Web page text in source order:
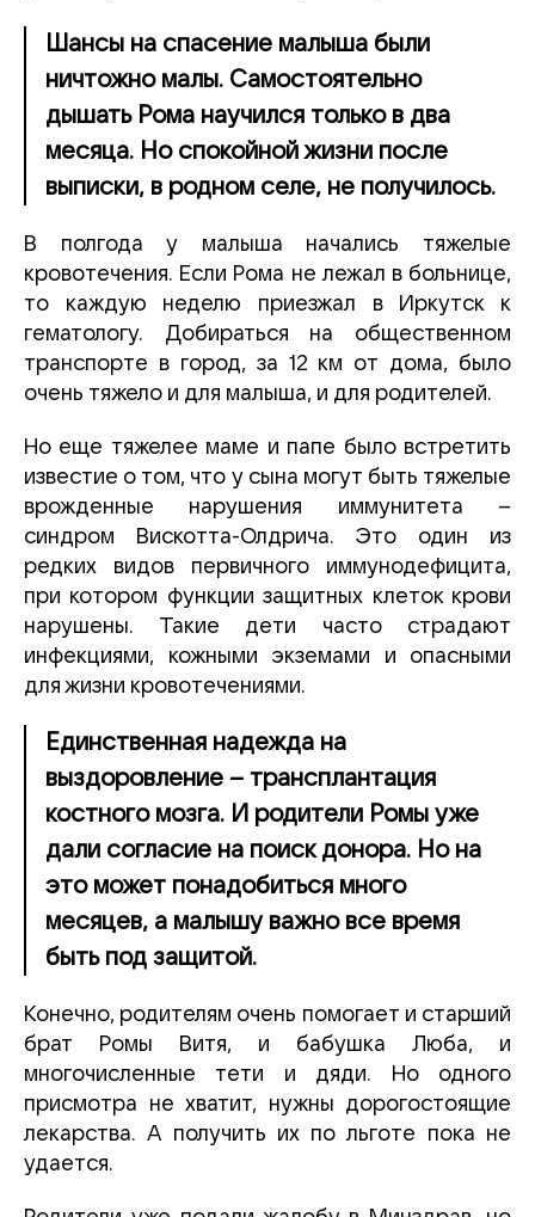
Шансы на спасение малыша были
ничтожно малы. Самостоятельно
дышать Рома научился только в два
месяца. Но спокойной жизни после
выписки, в родном селе, не получилось.
В полгода у малыша начались тяжелые
кровотечения. Если Рома не лежал в больнице,
то каждую неделю приезжал в Иркутск к
гематологу. Добираться на общественном
транспорте в город, за 12 км от дома, было
очень тяжело и для малыша, и для родителей.
Но еще тяжелее маме и папе было встретить
известие о том, что у сына могут быть тяжелые
врожденные нарушения иммунитета –
синдром Вискотта-Олдрича. Это один из
редких видов первичного иммунодефицита,
при котором функции защитных клеток крови
нарушены. Такие дети часто страдают
инфекциями, кожными экземами и опасными
для жизни кровотечениями.
Единственная надежда на
выздоровление – трансплантация
костного мозга. И родители Ромы уже
дали согласие на поиск донора. Но на
это может понадобиться много
месяцев, а малышу важно все время
быть под защитой.
Конечно, родителям очень помогает и старший
брат Ромы Витя, и бабушка Люба, и
многочисленные тети и дяди. Но одного
присмотра не хватит, нужны дорогостоящие
лекарства. А получить их по льготе пока не
удается.